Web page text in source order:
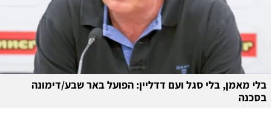
בלי מאמן, בלי סגל ועם דדליין: הפועל באר שבע/דימונה
בסכנה